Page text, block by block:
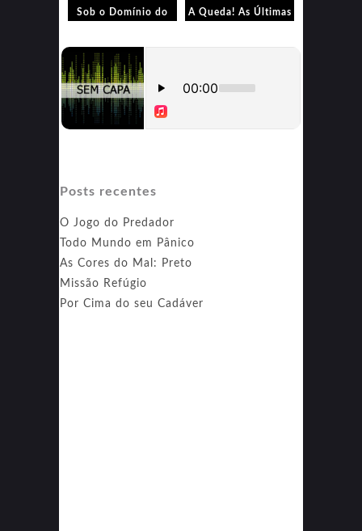
Sob o Domínio do
A Queda! As Últimas
Posts recentes
O Jogo do Predador
Todo Mundo em Pânico
As Cores do Mal: Preto
Missão Refúgio
Por Cima do seu Cadáver